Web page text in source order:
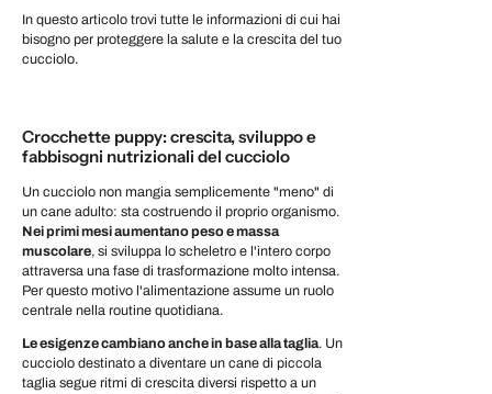
In questo articolo trovi tutte le informazioni di cui hai
bisogno per proteggere la salute e la crescita del tuo
cucciolo.
Crocchette puppy: crescita, sviluppo e
fabbisogni nutrizionali del cucciolo
Un cucciolo non mangia semplicemente "meno" di
un cane adulto: sta costruendo il proprio organismo.
Nei primi mesi aumentano peso e massa
muscolare, si sviluppa lo scheletro e l'intero corpo
attraversa una fase di trasformazione molto intensa.
Per questo motivo l'alimentazione assume un ruolo
centrale nella routine quotidiana.
Le esigenze cambiano anche in base alla taglia. Un
cucciolo destinato a diventare un cane di piccola
taglia segue ritmi di crescita diversi rispetto a un